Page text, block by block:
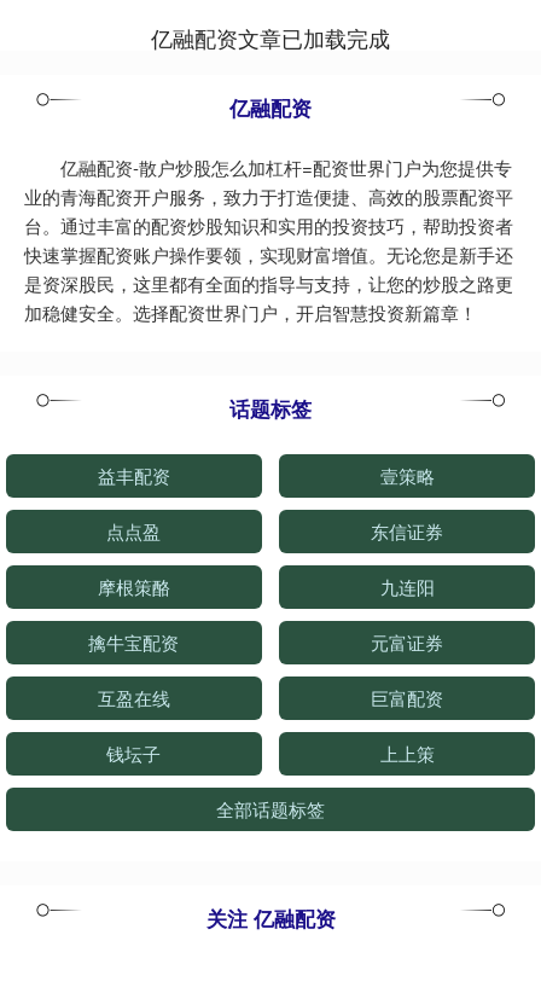
亿融配资文章已加载完成
亿融配资
亿融配资-散户炒股怎么加杠杆=配资世界门户为您提供专
业的青海配资开户服务，致力于打造便捷、高效的股票配资平
台。通过丰富的配资炒股知识和实用的投资技巧，帮助投资者
快速掌握配资账户操作要领，实现财富增值。无论您是新手还
是资深股民，这里都有全面的指导与支持，让您的炒股之路更
加稳健安全。选择配资世界门户，开启智慧投资新篇章！
话题标签
益丰配资 壹策略
点点盈 东信证券
摩根策酪 九连阳
擒牛宝配资 元富证券
互盈在线 巨富配资
钱坛子 上上策
全部话题标签
关注 亿融配资